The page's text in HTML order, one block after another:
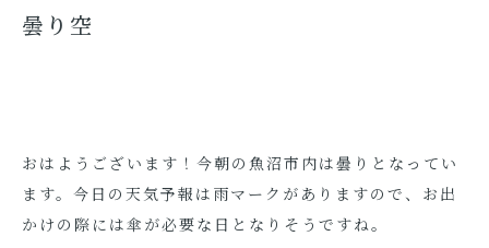
曇り空
おはようございます！今朝の魚沼市内は曇りとなってい
ます。今日の天気予報は雨マークがありますので、お出
かけの際には傘が必要な日となりそうですね。